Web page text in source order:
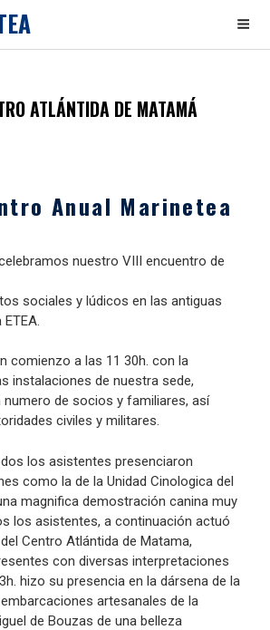
ATLÁNTIDA DE MATAMÁ
Anual Marinetea
nuestro VIII encuentro de
sociales y lúdicos en las antiguas
comienzo a las 11 30h. con la
instalaciones de nuestra sede,
numero de socios y familiares, así
civiles y militares.
los asistentes presenciaron
como la de la Unidad Cinologica del
magnifica demostración canina muy
los asistentes, a continuación actuó
Centro Atlántida de Matama,
con diversas interpretaciones
hizo su presencia en la dársena de la
artesanales de la
de Bouzas de una belleza